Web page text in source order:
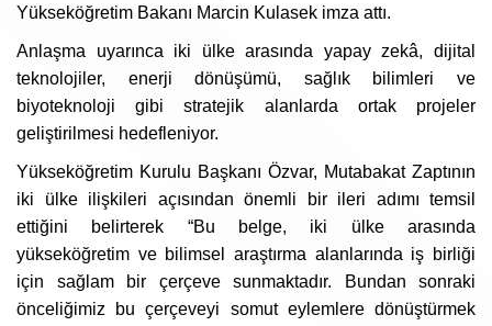
Yükseköğretim Bakanı Marcin Kulasek imza attı.
Anlaşma uyarınca iki ülke arasında yapay zekâ, dijital
teknolojiler, enerji dönüşümü, sağlık bilimleri ve
biyoteknoloji gibi stratejik alanlarda ortak projeler
geliştirilmesi hedefleniyor.
Yükseköğretim Kurulu Başkanı Özvar, Mutabakat Zaptının
iki ülke ilişkileri açısından önemli bir ileri adımı temsil
ettiğini belirterek “Bu belge, iki ülke arasında
yükseköğretim ve bilimsel araştırma alanlarında iş birliği
için sağlam bir çerçeve sunmaktadır. Bundan sonraki
önceliğimiz bu çerçeveyi somut eylemlere dönüştürmek